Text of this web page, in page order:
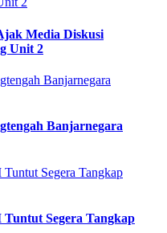
Media Diskusi
Unit 2
Banjarnegara
Segera Tangkap